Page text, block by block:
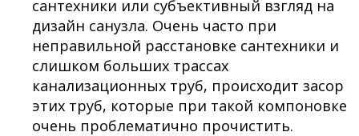
сантехники или субъективный взгляд на
дизайн санузла. Очень часто при
неправильной расстановке сантехники и
слишком больших трассах
канализационных труб, происходит засор
этих труб, которые при такой компоновке
очень проблематично прочистить.